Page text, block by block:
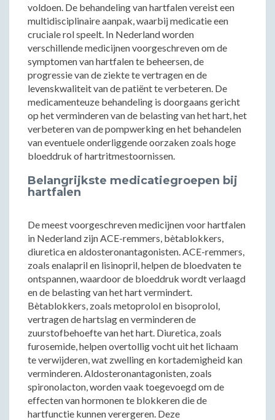
voldoen. De behandeling van hartfalen vereist een
multidisciplinaire aanpak, waarbij medicatie een
cruciale rol speelt. In Nederland worden
verschillende medicijnen voorgeschreven om de
symptomen van hartfalen te beheersen, de
progressie van de ziekte te vertragen en de
levenskwaliteit van de patiënt te verbeteren. De
medicamenteuze behandeling is doorgaans gericht
op het verminderen van de belasting van het hart, het
verbeteren van de pompwerking en het behandelen
van eventuele onderliggende oorzaken zoals hoge
bloeddruk of hartritmestoornissen.
Belangrijkste medicatiegroepen bij
hartfalen
De meest voorgeschreven medicijnen voor hartfalen
in Nederland zijn ACE-remmers, bètablokkers,
diuretica en aldosteronantagonisten. ACE-remmers,
zoals enalapril en lisinopril, helpen de bloedvaten te
ontspannen, waardoor de bloeddruk wordt verlaagd
en de belasting van het hart vermindert.
Bètablokkers, zoals metoprolol en bisoprolol,
vertragen de hartslag en verminderen de
zuurstofbehoefte van het hart. Diuretica, zoals
furosemide, helpen overtollig vocht uit het lichaam
te verwijderen, wat zwelling en kortademigheid kan
verminderen. Aldosteronantagonisten, zoals
spironolacton, worden vaak toegevoegd om de
effecten van hormonen te blokkeren die de
hartfunctie kunnen verergeren. Deze